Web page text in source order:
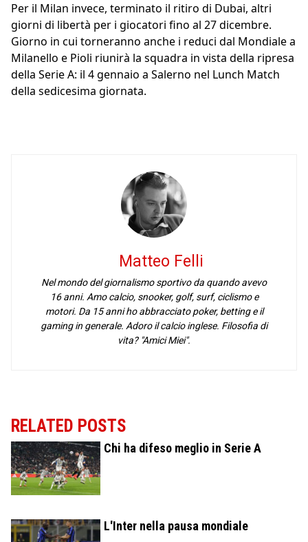
Per il Milan invece, terminato il ritiro di Dubai, altri
giorni di libertà per i giocatori fino al 27 dicembre.
Giorno in cui torneranno anche i reduci dal Mondiale a
Milanello e Pioli riunirà la squadra in vista della ripresa
della Serie A: il 4 gennaio a Salerno nel Lunch Match
della sedicesima giornata.
Matteo Felli
Nel mondo del giornalismo sportivo da quando avevo
16 anni. Amo calcio, snooker, golf, surf, ciclismo e
motori. Da 15 anni ho abbracciato poker, betting e il
gaming in generale. Adoro il calcio inglese. Filosofia di
vita? "Amici Miei".
RELATED POSTS
Chi ha difeso meglio in Serie A
L'Inter nella pausa mondiale